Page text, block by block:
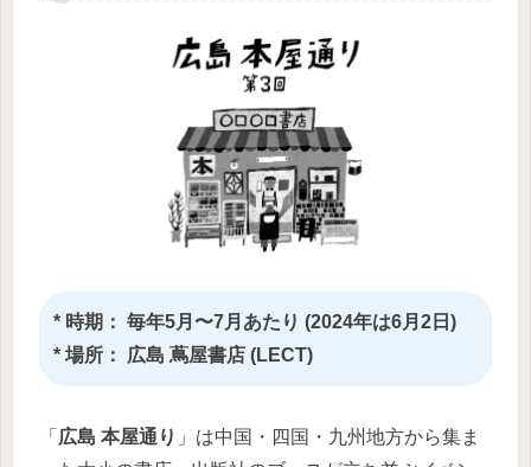
* 時期： 毎年5月〜7月あたり (2024年は6月2日)
* 場所： 広島 蔦屋書店 (LECT)
「 広島 本屋通り 」は中国・四国・九州地方から集ま